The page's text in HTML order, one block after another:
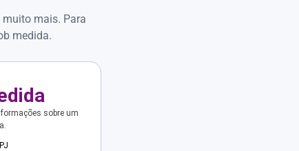
mais. Para
medida.
sobre um